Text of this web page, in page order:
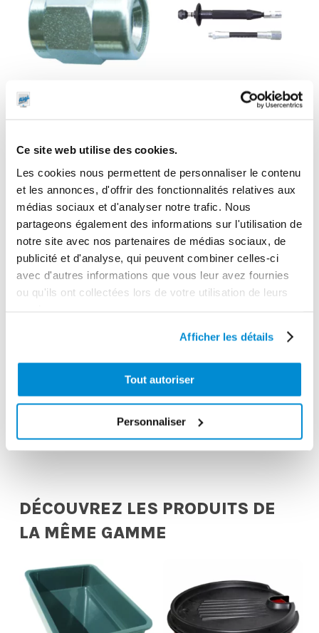
Ce site web utilise des cookies.
Les cookies nous permettent de personnaliser le contenu
et les annonces, d'offrir des fonctionnalités relatives aux
médias sociaux et d'analyser notre trafic. Nous
partageons également des informations sur l'utilisation de
notre site avec nos partenaires de médias sociaux, de
publicité et d'analyse, qui peuvent combiner celles-ci
avec d'autres informations que vous leur avez fournies
ou qu'ils ont collectées lors de votre utilisation de leurs
Afficher les détails
Tout autoriser
Personnaliser
Degrippeur de
Agrafe géante à
Agrafe
hydraulique 4
mors HP
DÉCOUVREZ LES PRODUITS DE
LA MÊME GAMME